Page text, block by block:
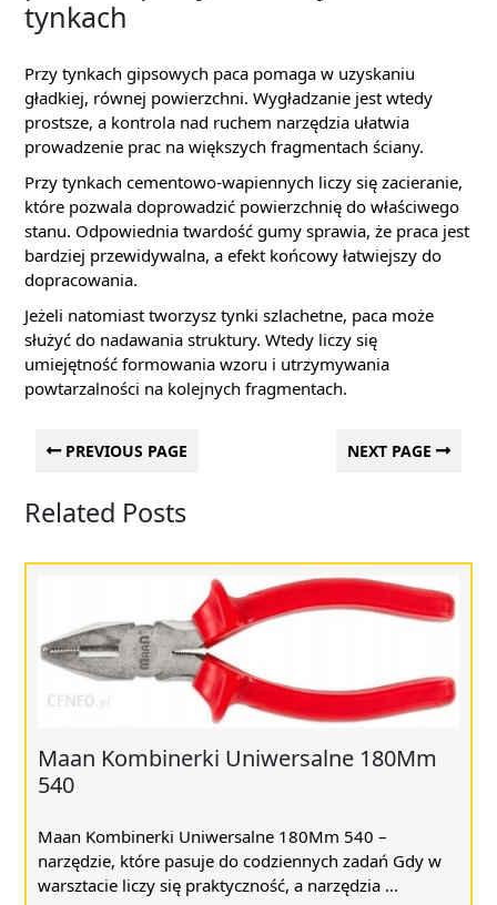
tynkach
Przy tynkach gipsowych paca pomaga w uzyskaniu
gładkiej, równej powierzchni. Wygładzanie jest wtedy
prostsze, a kontrola nad ruchem narzędzia ułatwia
prowadzenie prac na większych fragmentach ściany.
Przy tynkach cementowo-wapiennych liczy się zacieranie,
które pozwala doprowadzić powierzchnię do właściwego
stanu. Odpowiednia twardość gumy sprawia, że praca jest
bardziej przewidywalna, a efekt końcowy łatwiejszy do
dopracowania.
Jeżeli natomiast tworzysz tynki szlachetne, paca może
służyć do nadawania struktury. Wtedy liczy się
umiejętność formowania wzoru i utrzymywania
powtarzalności na kolejnych fragmentach.
PREVIOUS PAGE NEXT PAGE
Related Posts
Maan Kombinerki Uniwersalne 180Mm
540
Maan Kombinerki Uniwersalne 180Mm 540 –
narzędzie, które pasuje do codziennych zadań Gdy w
warsztacie liczy się praktyczność, a narzędzia ...